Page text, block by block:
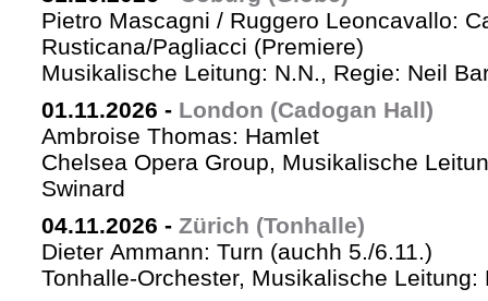
Pietro Mascagni / Ruggero Leoncavallo:
Rusticana/Pagliacci (Premiere)
Musikalische Leitung: N.N., Regie: Neil
01.11.2026 - London (Cadogan Hall)
Ambroise Thomas: Hamlet
Chelsea Opera Group, Musikalische
Swinard
04.11.2026 - Zürich (Tonhalle)
Dieter Ammann: Turn (auchh 5./6.11.)
Tonhalle-Orchester, Musikalische Leitung: